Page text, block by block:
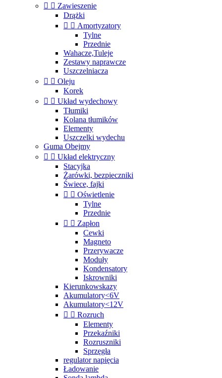
  Zawieszenie
Drążki
  Amortyzatory
Tylne
Przednie
Wahacze,Tuleje
Zestawy naprawcze
Uszczelniacza
  Oleju
Korek
  Układ wydechowy
Tłumiki
Kolana tłumików
Elementy
Uszczelki wydechu
Guma Obejmy
  Układ elektryczny
Stacyjka
Żarówki, bezpieczniki
Świece, fajki
  Oświetlenie
Tylne
Przednie
  Zapłon
Cewki
Magneto
Przerywacze
Moduły
Kondensatory
Iskrowniki
Kierunkowskazy
Akumulatory<6V
Akumulatory<12V
  Rozruch
Elementy
Przekaźniki
Rozruszniki
Sprzęgła
regulator napięcia
Ładowanie